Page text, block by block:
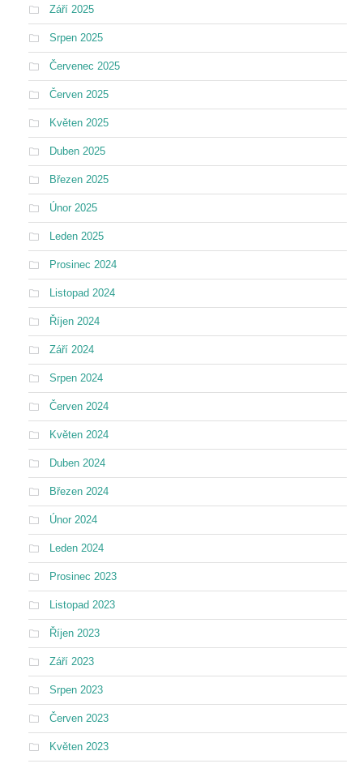
Září 2025
Srpen 2025
Červenec 2025
Červen 2025
Květen 2025
Duben 2025
Březen 2025
Únor 2025
Leden 2025
Prosinec 2024
Listopad 2024
Říjen 2024
Září 2024
Srpen 2024
Červen 2024
Květen 2024
Duben 2024
Březen 2024
Únor 2024
Leden 2024
Prosinec 2023
Listopad 2023
Říjen 2023
Září 2023
Srpen 2023
Červen 2023
Květen 2023